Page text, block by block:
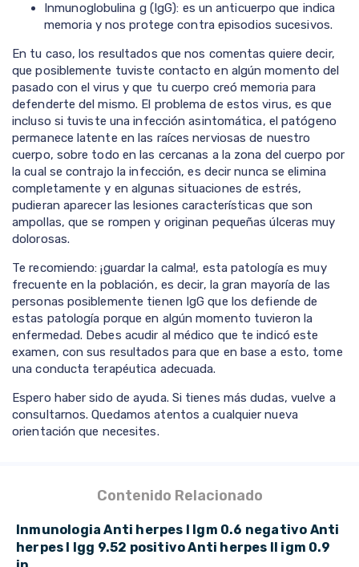
Inmunoglobulina g (IgG): es un anticuerpo que indica
memoria y nos protege contra episodios sucesivos.
En tu caso, los resultados que nos comentas quiere decir,
que posiblemente tuviste contacto en algún momento del
pasado con el virus y que tu cuerpo creó memoria para
defenderte del mismo. El problema de estos virus, es que
incluso si tuviste una infección asintomática, el patógeno
permanece latente en las raíces nerviosas de nuestro
cuerpo, sobre todo en las cercanas a la zona del cuerpo por
la cual se contrajo la infección, es decir nunca se elimina
completamente y en algunas situaciones de estrés,
pudieran aparecer las lesiones características que son
ampollas, que se rompen y originan pequeñas úlceras muy
dolorosas.
Te recomiendo: ¡guardar la calma!, esta patología es muy
frecuente en la población, es decir, la gran mayoría de las
personas posiblemente tienen IgG que los defiende de
estas patología porque en algún momento tuvieron la
enfermedad. Debes acudir al médico que te indicó este
examen, con sus resultados para que en base a esto, tome
una conducta terapéutica adecuada.
Espero haber sido de ayuda. Si tienes más dudas, vuelve a
consultarnos. Quedamos atentos a cualquier nueva
orientación que necesites.
Contenido Relacionado
Inmunologia Anti herpes I Igm 0.6 negativo Anti
herpes I Igg 9.52 positivo Anti herpes II igm 0.9